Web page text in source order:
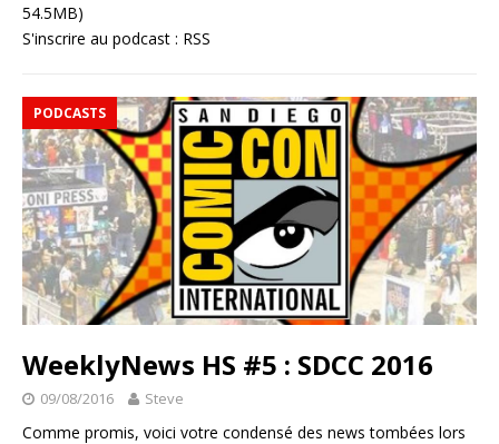
54.5MB)
S'inscrire au podcast : RSS
PODCASTS
WeeklyNews HS #5 : SDCC 2016
09/08/2016 Steve
Comme promis, voici votre condensé des news tombées lors